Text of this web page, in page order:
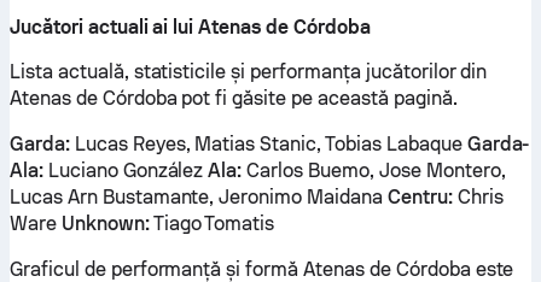
Jucători actuali ai lui Atenas de Córdoba
Lista actuală, statisticile și performanța jucătorilor din
Atenas de Córdoba pot fi găsite pe această pagină.
Garda:Lucas Reyes, Matias Stanic, Tobias Labaque Garda-
Ala:Luciano GonzálezAla: Carlos Buemo, Jose Montero,
Lucas Arn Bustamante, Jeronimo Maidana Centru:Chris
Ware Unknown:Tiago Tomatis
Graficul de performanță și formă Atenas de Córdoba este